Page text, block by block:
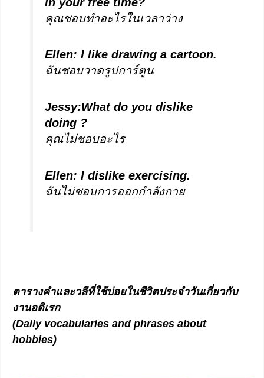
คุณชอบทำอะไรในเวลาว่าง
Ellen: I like drawing a cartoon.
ฉันชอบวาดรูปการ์ตูน
Jessy:What do you dislike
doing ?
คุณไม่ชอบอะไร
Ellen: I dislike exercising.
ฉันไม่ชอบการออกกำลังกาย
ตารางคำและวลีที่ใช้บ่อยในชีวิตประจำวันเกี่ยวกับ
งานอดิเรก
(Daily vocabularies and phrases about
hobbies)